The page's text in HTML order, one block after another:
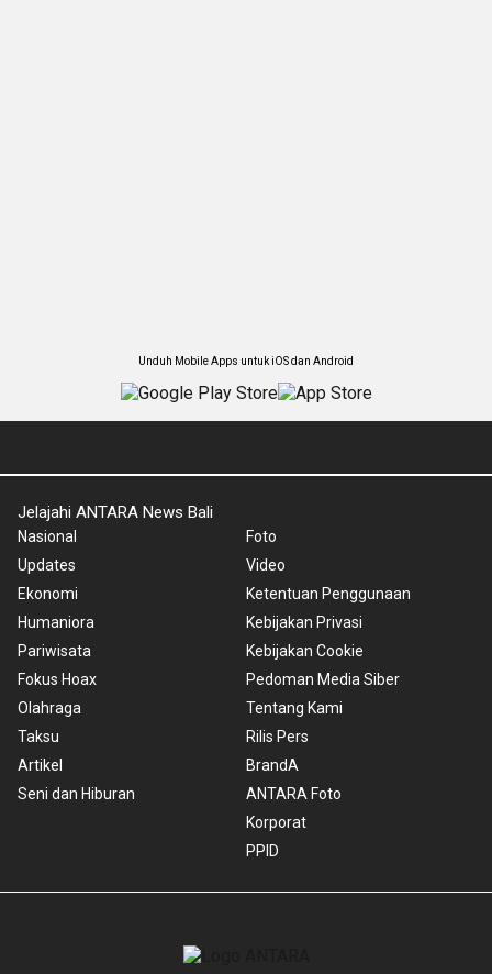
Unduh Mobile Apps untuk iOS dan Android
Jelajahi ANTARA News Bali
Nasional
Updates
Ekonomi
Humaniora
Pariwisata
Fokus Hoax
Olahraga
Taksu
Artikel
Seni dan Hiburan
Foto
Video
Ketentuan Penggunaan
Kebijakan Privasi
Kebijakan Cookie
Pedoman Media Siber
Tentang Kami
Rilis Pers
BrandA
ANTARA Foto
Korporat
PPID